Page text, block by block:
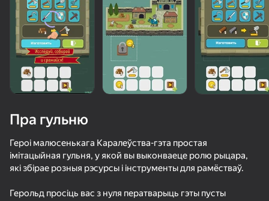
Твоя Армия: Масштабная битва
Куриный Выстрел
55
Пьяный Рэгдолл: Поход в Ларек
Пра гульню
Героі малюсенькага Каралеўства-гэта простая
імітацыйная гульня, у якой вы выконваеце ролю рыцара,
які збірае розныя рэсурсы і інструменты для рамёстваў.
Герольд просіць вас з нуля ператварыць гэты пусты